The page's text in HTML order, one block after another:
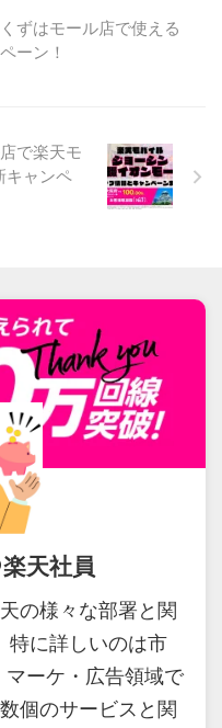
ずはモール店で使える
ーン！
で楽天モ
キャンペ
天社員
の様々な部署と関
特に詳しいのは市
ーケ・広告領域で
個のサービスと関